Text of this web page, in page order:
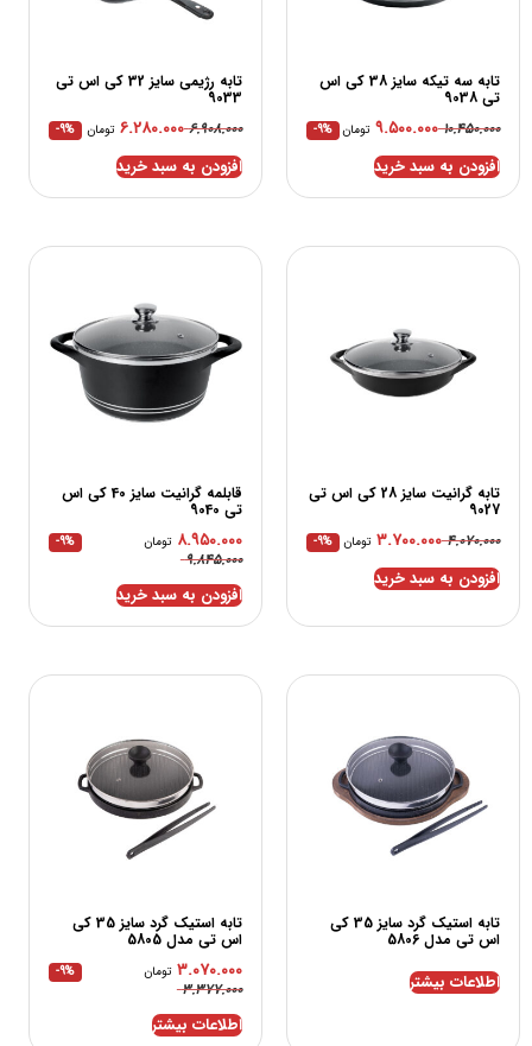
تابه سه تیکه سایز 38 کی اس
تی 9038
۱۰.۴۵۰.۰۰۰ ۹.۵۰۰.۰۰۰ تومان -9%
افزودن به سبد خرید
تابه رژیمی سایز 32 کی اس تی
9033
۶.۹۰۸.۰۰۰ ۶.۲۸۰.۰۰۰ تومان -9%
افزودن به سبد خرید
تابه گرانیت سایز 28 کی اس تی
9027
۴.۰۷۰.۰۰۰ ۳.۷۰۰.۰۰۰ تومان -9%
افزودن به سبد خرید
قابلمه گرانیت سایز 40 کی اس
تی 9040
۹.۸۴۵.۰۰۰
۸.۹۵۰.۰۰۰ تومان -9%
افزودن به سبد خرید
تابه استیک گرد سایز 35 کی
اس تی مدل 5806
اطلاعات بیشتر
تابه استیک گرد سایز 35 کی
اس تی مدل 5805
۳.۳۷۷.۰۰۰
۳.۰۷۰.۰۰۰ تومان -9%
اطلاعات بیشتر